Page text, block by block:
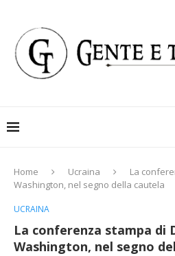
Home Ucraina
La
Washington, nel segno della cautela
UCRAINA
La conferenza stampa di
Washington, nel segno